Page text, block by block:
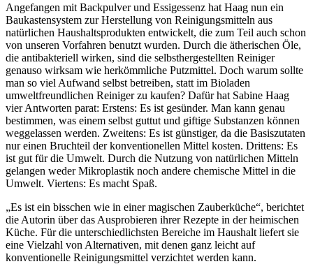
Angefangen mit Backpulver und Essigessenz hat Haag nun ein
Baukastensystem zur Herstellung von Reinigungsmitteln aus
natürlichen Haushaltsprodukten entwickelt, die zum Teil auch schon
von unseren Vorfahren benutzt wurden. Durch die ätherischen Öle,
die antibakteriell wirken, sind die selbsthergestellten Reiniger
genauso wirksam wie herkömmliche Putzmittel. Doch warum sollte
man so viel Aufwand selbst betreiben, statt im Bioladen
umweltfreundlichen Reiniger zu kaufen? Dafür hat Sabine Haag
vier Antworten parat: Erstens: Es ist gesünder. Man kann genau
bestimmen, was einem selbst guttut und giftige Substanzen können
weggelassen werden. Zweitens: Es ist günstiger, da die Basiszutaten
nur einen Bruchteil der konventionellen Mittel kosten. Drittens: Es
ist gut für die Umwelt. Durch die Nutzung von natürlichen Mitteln
gelangen weder Mikroplastik noch andere chemische Mittel in die
Umwelt. Viertens: Es macht Spaß.
„Es ist ein bisschen wie in einer magischen Zauberküche“, berichtet
die Autorin über das Ausprobieren ihrer Rezepte in der heimischen
Küche. Für die unterschiedlichsten Bereiche im Haushalt liefert sie
eine Vielzahl von Alternativen, mit denen ganz leicht auf
konventionelle Reinigungsmittel verzichtet werden kann.